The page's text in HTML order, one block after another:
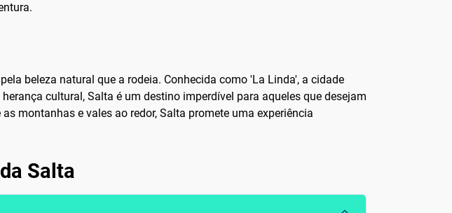
beleza natural que a rodeia. Conhecida como 'La Linda', a cidade
cultural, Salta é um destino imperdível para aqueles que desejam
montanhas e vales ao redor, Salta promete uma experiência
Salta